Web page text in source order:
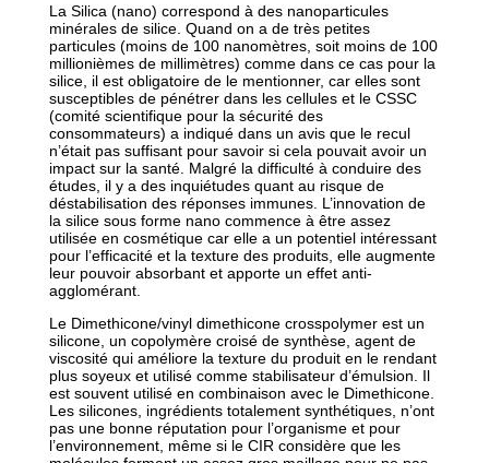
La Silica (nano) correspond à des nanoparticules
minérales de silice. Quand on a de très petites
particules (moins de 100 nanomètres, soit moins de 100
millionièmes de millimètres) comme dans ce cas pour la
silice, il est obligatoire de le mentionner, car elles sont
susceptibles de pénétrer dans les cellules et le CSSC
(comité scientifique pour la sécurité des
consommateurs) a indiqué dans un avis que le recul
n’était pas suffisant pour savoir si cela pouvait avoir un
impact sur la santé. Malgré la difficulté à conduire des
études, il y a des inquiétudes quant au risque de
déstabilisation des réponses immunes. L’innovation de
la silice sous forme nano commence à être assez
utilisée en cosmétique car elle a un potentiel intéressant
pour l’efficacité et la texture des produits, elle augmente
leur pouvoir absorbant et apporte un effet anti-
agglomérant.
Le Dimethicone/vinyl dimethicone crosspolymer est un
silicone, un copolymère croisé de synthèse, agent de
viscosité qui améliore la texture du produit en le rendant
plus soyeux et utilisé comme stabilisateur d’émulsion. Il
est souvent utilisé en combinaison avec le Dimethicone.
Les silicones, ingrédients totalement synthétiques, n’ont
pas une bonne réputation pour l’organisme et pour
l’environnement, même si le CIR considère que les